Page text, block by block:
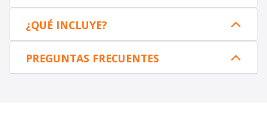
¿QUÉ INCLUYE?
PREGUNTAS FRECUENTES